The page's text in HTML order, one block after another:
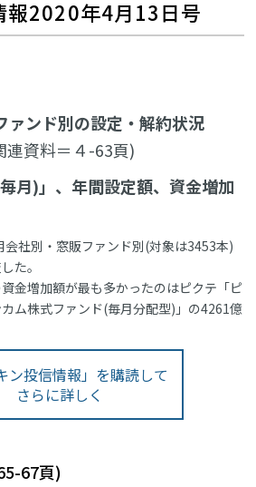
報2020年4月13日号
ァンド別の設定・解約状況
連資料＝４-63頁)
月)」、年間設定額、資金増加
社別・窓販ファンド別(対象は3453本)
た。
金増加額が最も多かったのはピクテ「ピ
ム株式ファンド(毎月分配型)」の4261億
ン投信情報」を購読して
さらに詳しく
67頁)